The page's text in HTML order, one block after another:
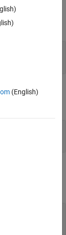
(English)